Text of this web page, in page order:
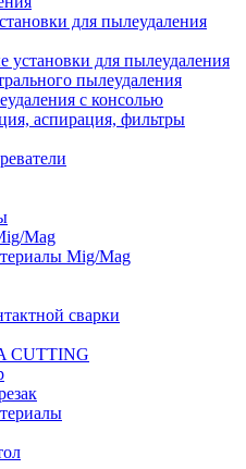
для пылеудаления
установки для пылеудаления
пылеудаления
с консолью
аспирация, фильтры
Mag
Mig/Mag
сварки
CUTTING